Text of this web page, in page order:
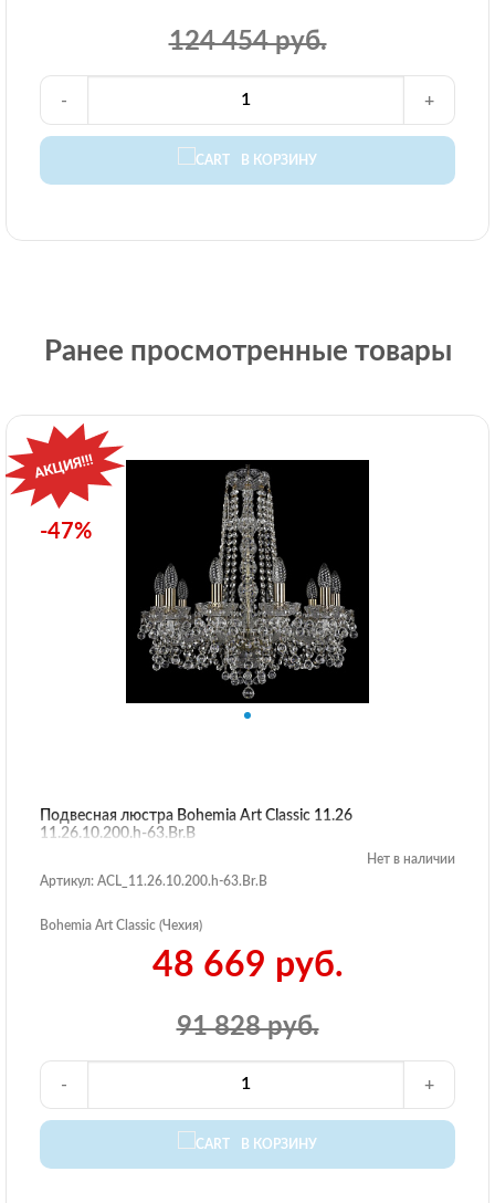
124 454 руб.
В КОРЗИНУ
- +
Ранее просмотренные товары
-47%
Подвесная люстра Bohemia Art Classic 11.26
11.26.10.200.h-63.Br.B
Нет в наличии
Артикул: ACL_11.26.10.200.h-63.Br.B
Bohemia Art Classic (Чехия)
91 828 руб.
48 669 руб.
В КОРЗИНУ
- +